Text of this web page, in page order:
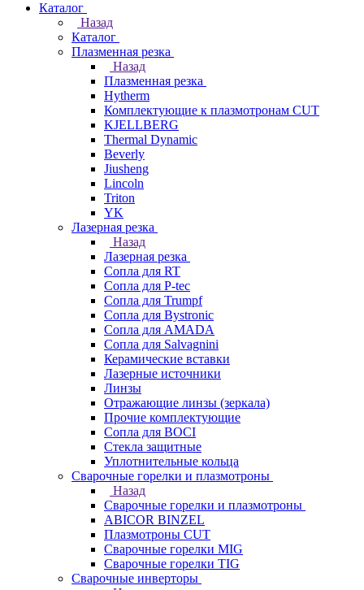
Каталог
Назад
Каталог
Плазменная резка
Назад
Плазменная резка
Hytherm
Комплектующие к плазмотронам CUT
KJELLBERG
Thermal Dynamic
Beverly
Jiusheng
Lincoln
Triton
YK
Лазерная резка
Назад
Лазерная резка
Сопла для RT
Сопла для P-tec
Сопла для Trumpf
Сопла для Bystronic
Сопла для AMADA
Сопла для Salvagnini
Керамические вставки
Лазерные источники
Линзы
Отражающие линзы (зеркала)
Прочие комплектующие
Сопла для BOCI
Стекла защитные
Уплотнительные кольца
Сварочные горелки и плазмотроны
Назад
Сварочные горелки и плазмотроны
ABICOR BINZEL
Плазмотроны CUT
Сварочные горелки MIG
Сварочные горелки TIG
Сварочные инверторы